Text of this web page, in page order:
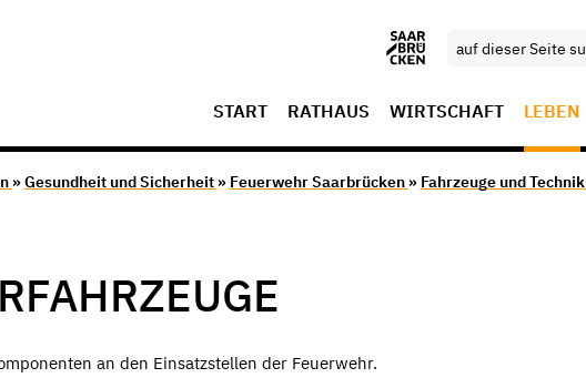
START RATHAUS WIRTSCHAFT LEBEN
»Gesundheit und Sicherheit » Feuerwehr Saarbrücken » Fahrzeuge und Technik
an den Einsatzstellen der Feuerwehr.